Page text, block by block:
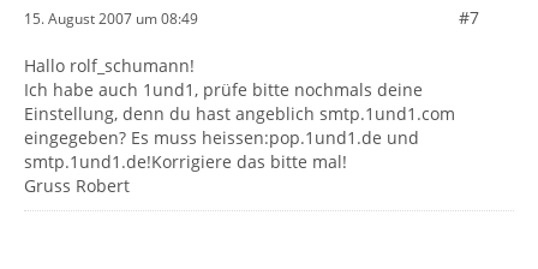
15. August 2007 um 08:49 #7
Hallo rolf_schumann!
Ich habe auch 1und1, prüfe bitte nochmals deine
Einstellung, denn du hast angeblich smtp.1und1.com
eingegeben? Es muss heissen:pop.1und1.de und
smtp.1und1.de!Korrigiere das bitte mal!
Gruss Robert